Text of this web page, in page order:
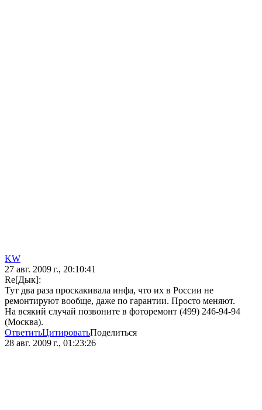
KW
27 авг. 2009 г., 20:10:41
Re[Дык]:
Тут два раза проскакивала инфа, что их в России не
ремонтируют вообще, даже по гарантии. Просто меняют.
На всякий случай позвоните в фоторемонт (499) 246-94-94
(Москва).
ОтветитьЦитироватьПоделиться
28 авг. 2009 г., 01:23:26